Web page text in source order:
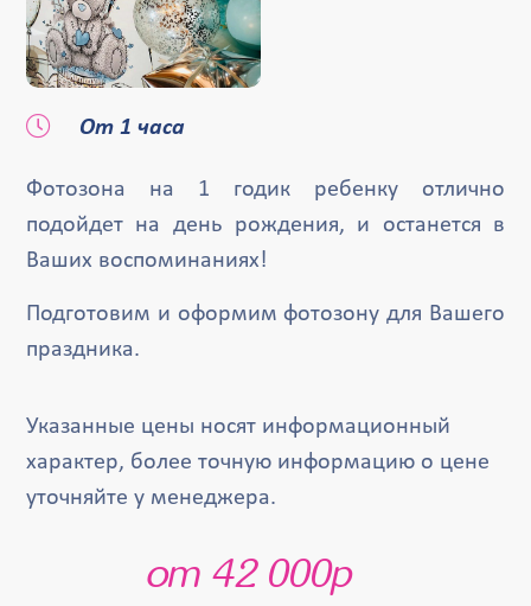
От 1 часа
Фотозона на 1 годик ребенку отлично
подойдет на день рождения, и останется в
Ваших воспоминаниях!
Подготовим и оформим фотозону для Вашего
праздника.
Указанные цены носят информационный
характер, более точную информацию о цене
уточняйте у менеджера.
от 42 000р